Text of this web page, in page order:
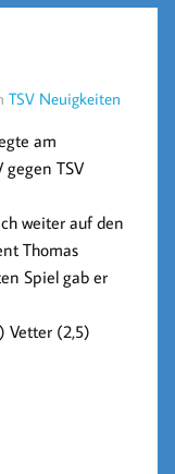
TSV Neuigkeiten
am
gegen TSV
weiter auf den
Thomas
Spiel gab er
Vetter (2,5)